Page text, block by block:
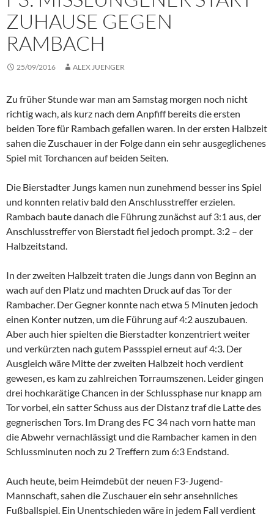
ZUHAUSE GEGEN
RAMBACH
25/09/2016 ALEX JUENGER
Zu früher Stunde war man am Samstag morgen noch nicht
richtig wach, als kurz nach dem Anpfiff bereits die ersten
beiden Tore für Rambach gefallen waren. In der ersten Halbzeit
sahen die Zuschauer in der Folge dann ein sehr ausgeglichenes
Spiel mit Torchancen auf beiden Seiten.
Die Bierstadter Jungs kamen nun zunehmend besser ins Spiel
und konnten relativ bald den Anschlusstreffer erzielen.
Rambach baute danach die Führung zunächst auf 3:1 aus, der
Anschlusstreffer von Bierstadt fiel jedoch prompt. 3:2 – der
Halbzeitstand.
In der zweiten Halbzeit traten die Jungs dann von Beginn an
wach auf den Platz und machten Druck auf das Tor der
Rambacher. Der Gegner konnte nach etwa 5 Minuten jedoch
einen Konter nutzen, um die Führung auf 4:2 auszubauen.
Aber auch hier spielten die Bierstadter konzentriert weiter
und verkürzten nach gutem Passspiel erneut auf 4:3. Der
Ausgleich wäre Mitte der zweiten Halbzeit hoch verdient
gewesen, es kam zu zahlreichen Torraumszenen. Leider gingen
drei hochkarätige Chancen in der Schlussphase nur knapp am
Tor vorbei, ein satter Schuss aus der Distanz traf die Latte des
gegnerischen Tors. Im Drang des FC 34 nach vorn hatte man
die Abwehr vernachlässigt und die Rambacher kamen in den
Schlussminuten noch zu 2 Treffern zum 6:3 Endstand.
Auch heute, beim Heimdebüt der neuen F3-Jugend-
Mannschaft, sahen die Zuschauer ein sehr ansehnliches
Fußballspiel. Ein Unentschieden wäre in jedem Fall verdient